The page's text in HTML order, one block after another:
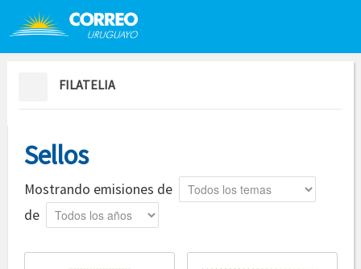
Saltar al contenido
FILATELIA
Sellos
Mostrando emisiones de Tema
de Año